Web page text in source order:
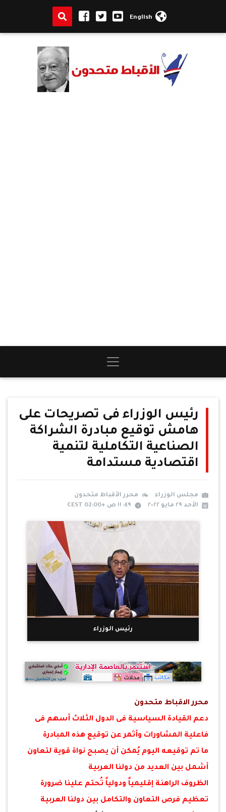
English
رئيس الوزراء فى تصريحات على
هامش توقيع مبادرة الشراكة
الصناعية التكاملية لتنمية
اقتصادية مستدامة
مجلس الوزراء
محرر الأقباط متحدون
الأحد ٢٩ مايو ٢٠٢٢
٤٩: ١١ ص +02:00 CEST
رئيس الوزراء
محرر الاقباط متحدون
دعم القيادة السياسية فى الدول الثلاث أسهم فى
فاعلية المشاورات وأثمر عن توقيع هذه المبادرة
ما تم توقيعه اليوم يُمكن أن يصبح نواة قوية لتعاون
أشمل بين العديد من دولنا العربية
الظروف الراهنة إقليمياً ودولياً تُحتم علينا ضرورة
تعظيم فرص التعاون والتكامل بين دولنا العربية